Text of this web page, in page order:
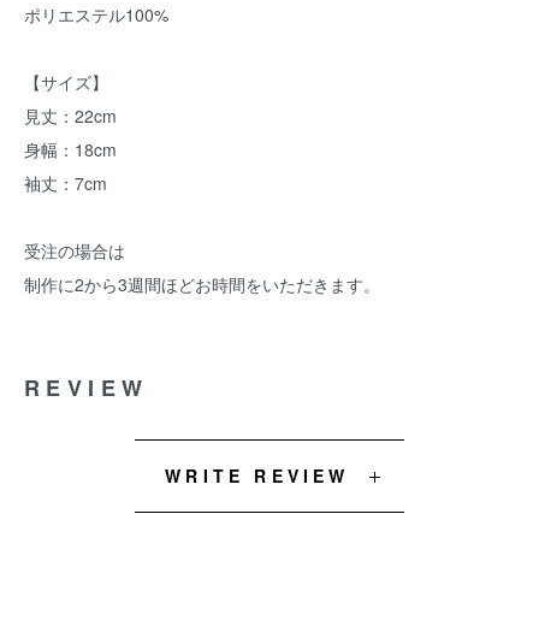
ポリエステル100%
【サイズ】
見丈：22cm
身幅：18cm
袖丈：7cm
受注の場合は
制作に2から3週間ほどお時間をいただきます。
REVIEW
WRITE REVIEW